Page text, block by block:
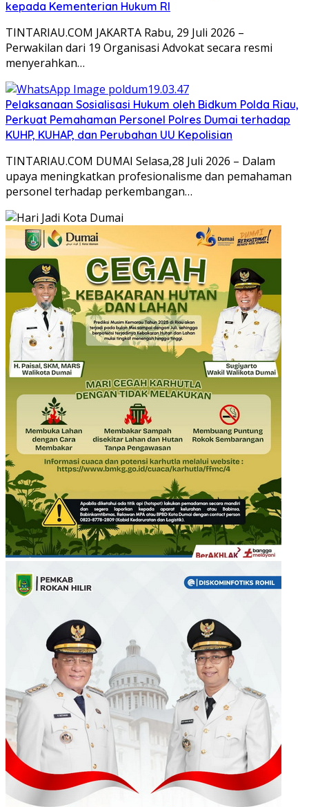
kepada Kementerian Hukum RI
TINTARIAU.COM JAKARTA Rabu, 29 Juli 2026 –
Perwakilan dari 19 Organisasi Advokat secara resmi
menyerahkan…
Pelaksanaan Sosialisasi Hukum oleh Bidkum Polda Riau,
Perkuat Pemahaman Personel Polres Dumai terhadap
KUHP, KUHAP, dan Perubahan UU Kepolisian
TINTARIAU.COM DUMAI Selasa,28 Juli 2026 – Dalam
upaya meningkatkan profesionalisme dan pemahaman
personel terhadap perkembangan…